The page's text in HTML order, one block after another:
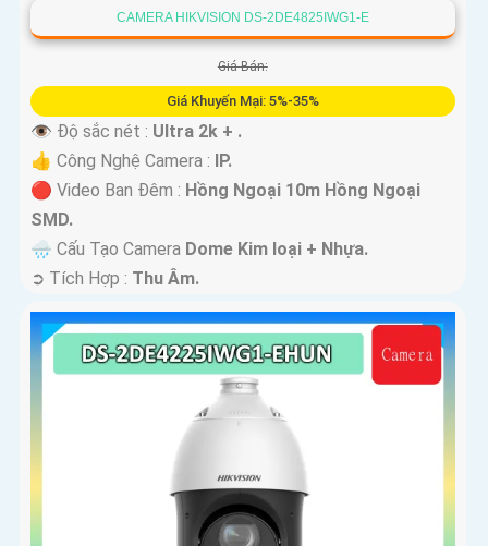
CAMERA HIKVISION DS-2DE4825IWG1-E
Giá Bán:
Giá Khuyến Mại: 5%-35%
👁 Độ sắc nét : Ultra 2k + .
👍 Công Nghệ Camera : IP.
🔴 Video Ban Đêm : Hồng Ngoại 10m Hồng Ngoại
SMD.
🌧️ Cấu Tạo Camera Dome Kim loại + Nhựa.
️➲ Tích Hợp : Thu Âm.